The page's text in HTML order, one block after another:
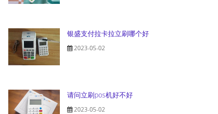
银盛支付拉卡拉立刷哪个好
2023-05-02
请问立刷pos机好不好
2023-05-02